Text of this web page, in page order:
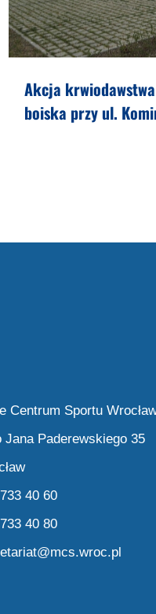
Akcja
boiska przy ul.
Centrum Sportu
Jana Paderewskiego 35
40 60
40 80